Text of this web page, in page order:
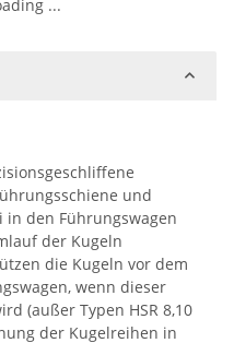
...
und
in den Führungswagen
der Kugeln
die Kugeln vor dem
wenn dieser
(außer Typen HSR 8,10
der Kugelreihen in